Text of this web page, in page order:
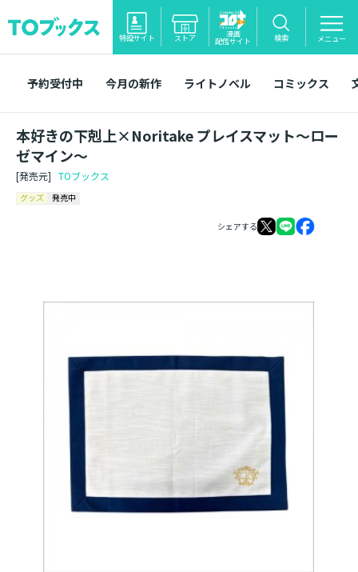
特設サイト ストア 漫画
配信サイト 検索 メニュー
予約受付中 今月の新作 ライトノベル コミックス
本好きの下剋上×Noritake プレイスマット～ロー
ゼマイン～
[発売元] TOブックス
グッズ 発売中
シェアする